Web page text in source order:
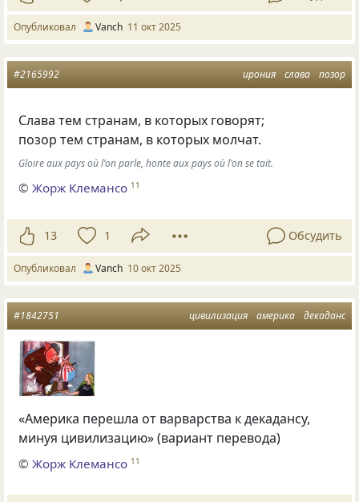
Опубликовал Vanch 11 окт 2025
ирония слава позор
#2165992
Слава тем странам, в которых говорят;
позор тем странам, в которых молчат.
Gloire aux pays où l'on parle, honte aux pays où l'on se tait.
©Жорж Клемансо 11
13 1 Обсудить
Опубликовал Vanch 10 окт 2025
цивилизация америка декаданс
#1842751
«Америка перешла от варварства к декадансу,
минуя цивилизацию» (вариант перевода)
©Жорж Клемансо 11